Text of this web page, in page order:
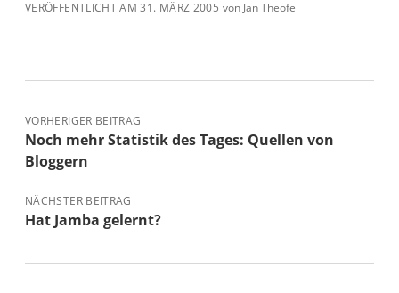
VERÖFFENTLICHT AM 31. MÄRZ 2005 vonJan Theofel
VORHERIGER BEITRAG
Noch mehr Statistik des Tages: Quellen von
Bloggern
NÄCHSTER BEITRAG
Hat Jamba gelernt?